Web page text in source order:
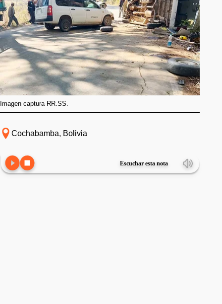
Imagen captura RR.SS.
Cochabamba, Bolivia
Escuchar esta nota